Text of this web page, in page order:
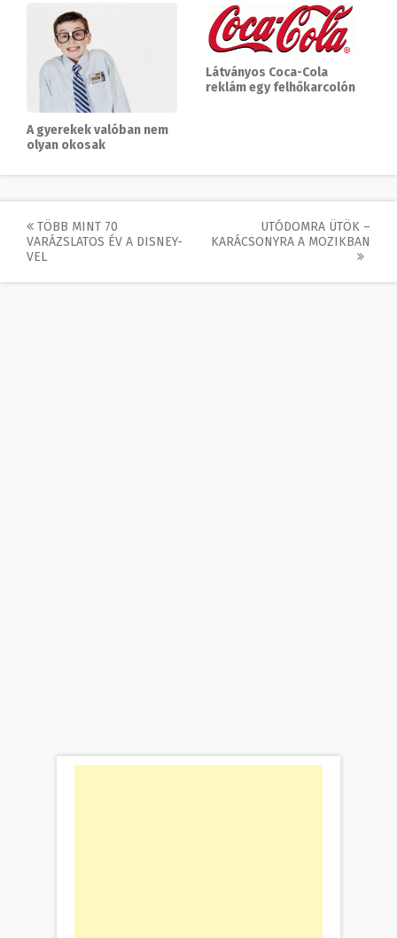
A gyerekek valóban nem
olyan okosak
Látványos Coca-Cola
reklám egy felhőkarcolón
Post
navigation
TÖBB MINT 70
VARÁZSLATOS ÉV A DISNEY-
VEL
UTÓDOMRA ÜTÖK –
KARÁCSONYRA A MOZIKBAN